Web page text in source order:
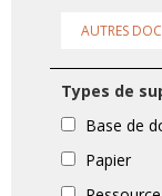
AUTRES
Types de
Base de
Papier